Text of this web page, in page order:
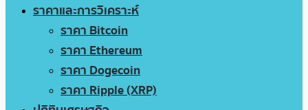
ราคาและการวิเคราะห์
ราคา Bitcoin
ราคา Ethereum
ราคา Dogecoin
ราคา Ripple (XRP)